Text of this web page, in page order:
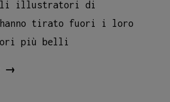
gli illustratori di
hanno tirato fuori i loro
più belli
Buona
→